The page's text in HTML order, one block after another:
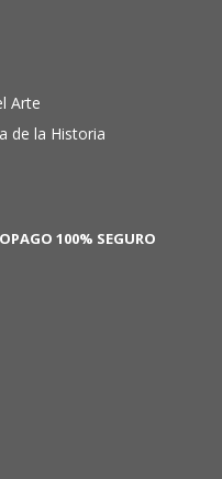
Arte
de la Historia
PAGO 100% SEGURO